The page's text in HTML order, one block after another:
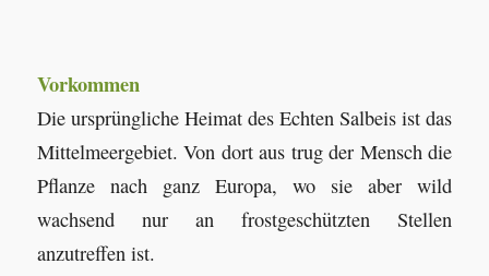
Vorkommen
Die ursprüngliche Heimat des Echten Salbeis ist das
Mittelmeergebiet. Von dort aus trug der Mensch die
Pflanze nach ganz Europa, wo sie aber wild
wachsend nur an frostgeschützten Stellen
anzutreffen ist.